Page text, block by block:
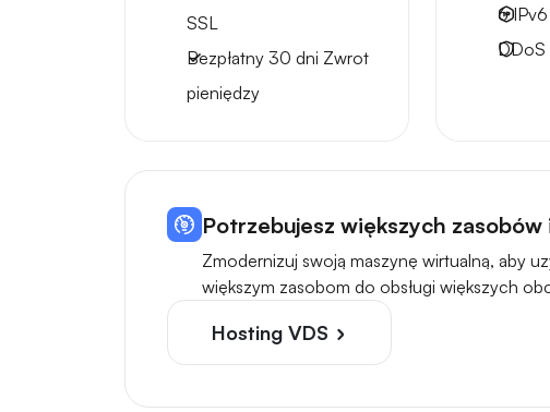
SSL
Bezpłatny 30 dni Zwrot
pieniędzy
6 IPv6
Potrzebujesz większych
Zmodernizuj swoją maszynę wirtualną, aby
większym zasobom do obsługi większych
Hosting VDS